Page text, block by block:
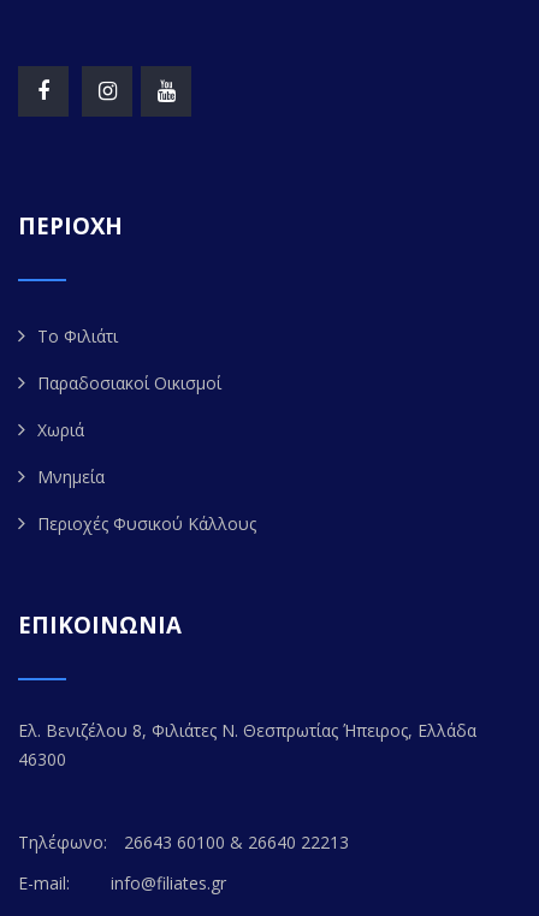
ΠΕΡΙΟΧΗ
Το Φιλιάτι
Παραδοσιακοί Οικισμοί
Χωριά
Μνημεία
Περιοχές Φυσικού Κάλλους
ΕΠΙΚΟΙΝΩΝΙΑ
Ελ. Βενιζέλου 8, Φιλιάτες Ν. Θεσπρωτίας Ήπειρος, Ελλάδα
46300
Τηλέφωνο:
26643 60100 & 26640 22213
E-mail:
info@filiates.gr